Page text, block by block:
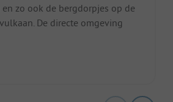
zo ook de bergdorpjes op de
De directe omgeving